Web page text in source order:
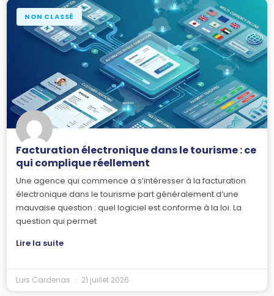
NON CLASSÉ
Facturation électronique dans le tourisme : ce
qui complique réellement
Une agence qui commence à s’intéresser à la facturation
électronique dans le tourisme part généralement d’une
mauvaise question : quel logiciel est conforme à la loi. La
question qui permet
Lire la suite
Luis Cardenas 21 juillet 2026